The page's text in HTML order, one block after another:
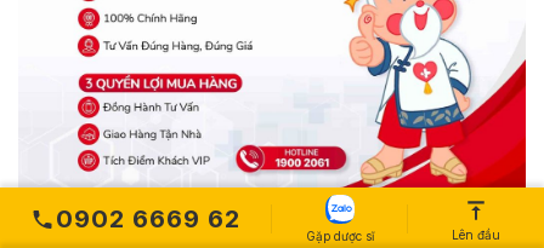
Soup cao năng lượng Suppro có bán ở hiệu (tiệm) thuốc
0902 6669 62
Gặp dược sĩ Lên đầu